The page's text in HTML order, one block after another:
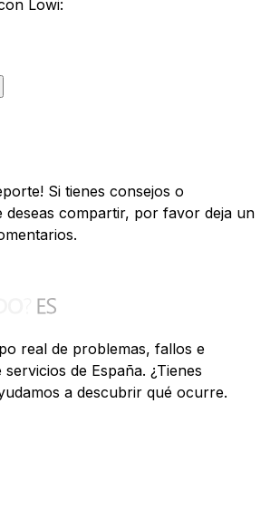
Lowi:
Si tienes consejos o
deseas compartir, por favor deja un
real de problemas, fallos e
de España. ¿Tienes
a descubrir qué ocurre.